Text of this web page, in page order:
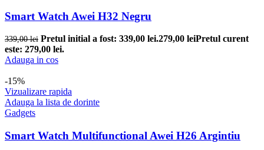
Smart Watch Awei H32 Negru
339,00lei Pretul initial a fost: 339,00 lei.279,00 leiPretul curent
este: 279,00 lei.
Adauga in cos
-15%
Vizualizare rapida
Adauga la lista de dorinte
Gadgets
Smart Watch Multifunctional Awei H26 Argintiu